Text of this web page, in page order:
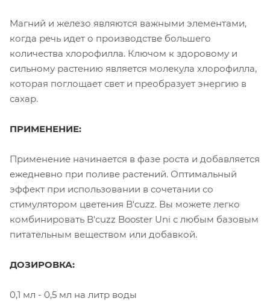
Магний и железо являются важными элементами,
когда речь идет о производстве большего
количества хлорофилла. Ключом к здоровому и
сильному растению является молекула хлорофилла,
которая поглощает свет и преобразует энергию в
сахар.
ПРИМЕНЕНИЕ:
Применение начинается в фазе роста и добавляется
ежедневно при поливе растений. Оптимальный
эффект при использовании в сочетании со
стимулятором цветения B'cuzz. Вы можете легко
комбинировать B'cuzz Booster Uni с любым базовым
питательным веществом или добавкой.
ДОЗИРОВКА:
0,1 мл - 0,5 мл на литр воды